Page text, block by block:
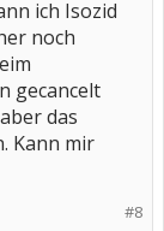
ich Isozid
noch
gecancelt
das
Kann mir
#8